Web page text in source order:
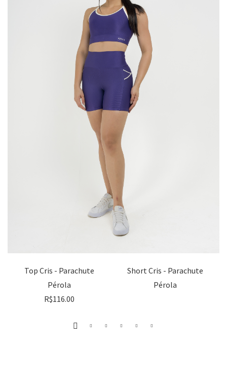
Top Cris - Parachute
Pérola
R$116.00
Short Cris - Parachute
Pérola